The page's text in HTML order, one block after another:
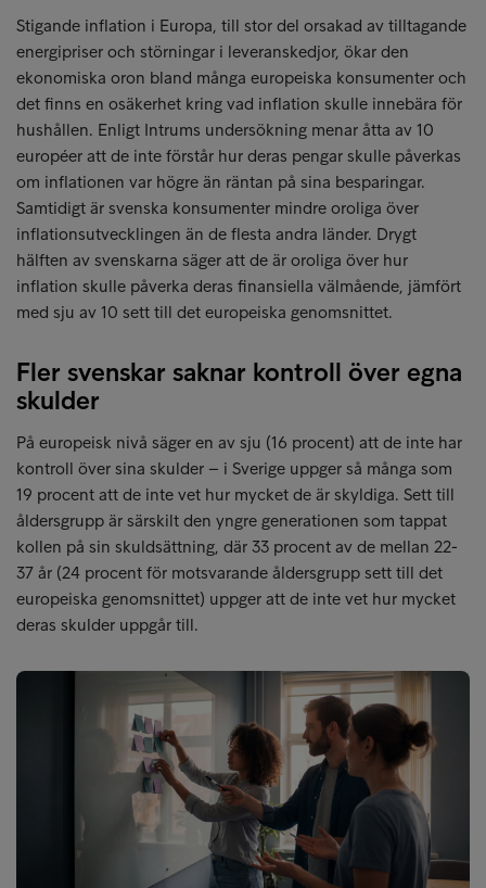
Stigande inflation i Europa, till stor del orsakad av tilltagande
energipriser och störningar i leveranskedjor, ökar den
ekonomiska oron bland många europeiska konsumenter och
det finns en osäkerhet kring vad inflation skulle innebära för
hushållen. Enligt Intrums undersökning menar åtta av 10
européer att de inte förstår hur deras pengar skulle påverkas
om inflationen var högre än räntan på sina besparingar.
Samtidigt är svenska konsumenter mindre oroliga över
inflationsutvecklingen än de flesta andra länder. Drygt
hälften av svenskarna säger att de är oroliga över hur
inflation skulle påverka deras finansiella välmående, jämfört
med sju av 10 sett till det europeiska genomsnittet.
Fler svenskar saknar kontroll över egna
skulder
På europeisk nivå säger en av sju (16 procent) att de inte har
kontroll över sina skulder – i Sverige uppger så många som
19 procent att de inte vet hur mycket de är skyldiga. Sett till
åldersgrupp är särskilt den yngre generationen som tappat
kollen på sin skuldsättning, där 33 procent av de mellan 22-
37 år (24 procent för motsvarande åldersgrupp sett till det
europeiska genomsnittet) uppger att de inte vet hur mycket
deras skulder uppgår till.